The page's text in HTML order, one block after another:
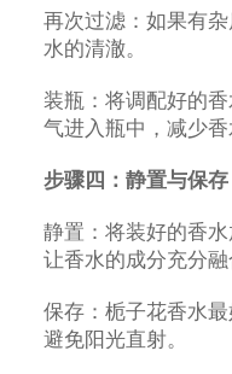
再次过滤：如果有
水的清澈。
装瓶：将调配好的
气进入瓶中，减少香
步骤四：静置与保存
静置：将装好的香
让香水的成分充分融
保存：栀子花香水
避免阳光直射。